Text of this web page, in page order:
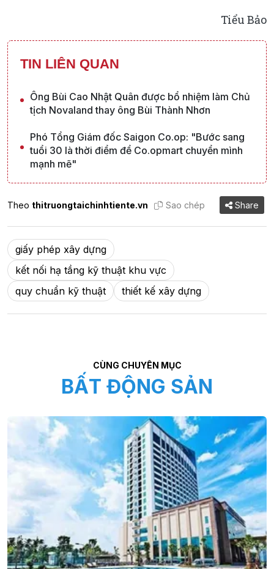
Tiểu Bảo
TIN LIÊN QUAN
Ông Bùi Cao Nhật Quân được bổ nhiệm làm Chủ
tịch Novaland thay ông Bùi Thành Nhơn
Phó Tổng Giám đốc Saigon Co.op: "Bước sang
tuổi 30 là thời điểm để Co.opmart chuyển mình
mạnh mẽ"
Theo thitruongtaichinhtiente.vn Sao chép Share
giấy phép xây dựng
kết nối hạ tầng kỹ thuật khu vực
quy chuẩn kỹ thuật
thiết kế xây dựng
CÙNG CHUYÊN MỤC
BẤT ĐỘNG SẢN